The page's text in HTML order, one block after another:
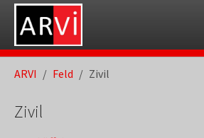
Skip to main navigation
Skip to main content
Skip to page footer
ARVI Feld Zivil
Zivil